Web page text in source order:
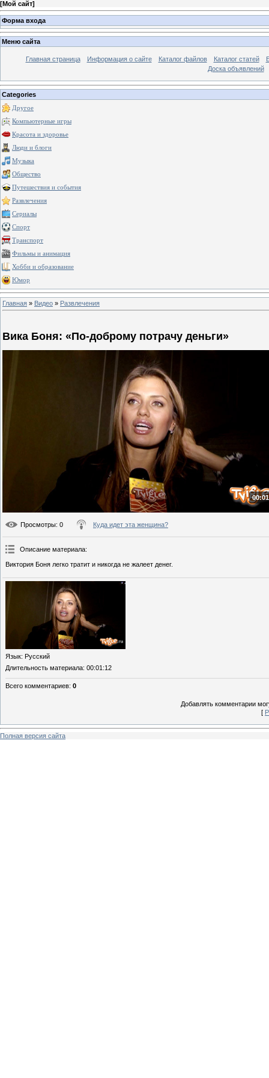
[Мой сайт]
Форма входа
Меню сайта
Главная страница Информация о сайте Каталог файлов Каталог статей
Доска объявлений
Categories
Другое
Компьютерные игры
Красота и здоровье
Люди и блоги
Музыка
Общество
Путешествия и события
Развлечения
Сериалы
Спорт
Транспорт
Фильмы и анимация
Хобби и образование
Юмор
Главная » Видео » Развлечения
Вика Боня: «По-доброму потрачу деньги»
Просмотры: 0 Куда идет эта женщина?
Описание материала:
Виктория Боня легко тратит и никогда не жалеет денег.
Язык: Русский
Длительность материала: 00:01:12
Всего комментариев: 0
Добавлять комментарии
[
Полная версия сайта